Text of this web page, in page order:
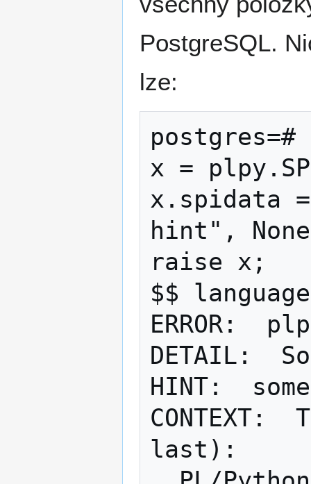
PostgreSQL.
lze:
postgres=#
x =
x.spidata
hint",
raise x;
$$
ERROR:
DETAIL:
HINT:
last):